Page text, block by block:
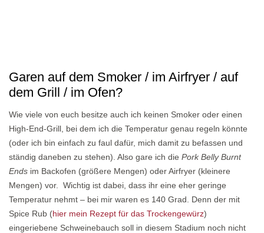
Garen auf dem Smoker / im Airfryer / auf
dem Grill / im Ofen?
Wie viele von euch besitze auch ich keinen Smoker oder einen
High-End-Grill, bei dem ich die Temperatur genau regeln könnte
(oder ich bin einfach zu faul dafür, mich damit zu befassen und
ständig daneben zu stehen). Also gare ich die Pork Belly Burnt
Ends im Backofen (größere Mengen) oder Airfryer (kleinere
Mengen) vor. Wichtig ist dabei, dass ihr eine eher geringe
Temperatur nehmt – bei mir waren es 140 Grad. Denn der mit
Spice Rub (hier mein Rezept für das Trockengewürz)
eingeriebene Schweinebauch soll in diesem Stadium noch nicht